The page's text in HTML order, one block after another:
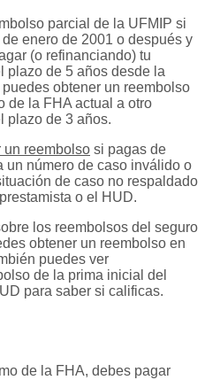
parcial de la UFMIP si
enero de 2001 o después y
(o refinanciando) tu
plazo de 5 años desde la
obtener un reembolso
de la FHA actual a otro
plazo de 3 años.
un reembolso si pagas de
un número de caso inválido o
de caso no respaldado
o el HUD.
los reembolsos del seguro
obtener un reembolso en
puedes ver
de la prima inicial del
para saber si calificas.
de la FHA, debes pagar